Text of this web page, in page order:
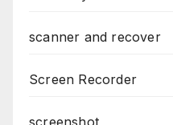
scanner and recover
Screen Recorder
screenshot